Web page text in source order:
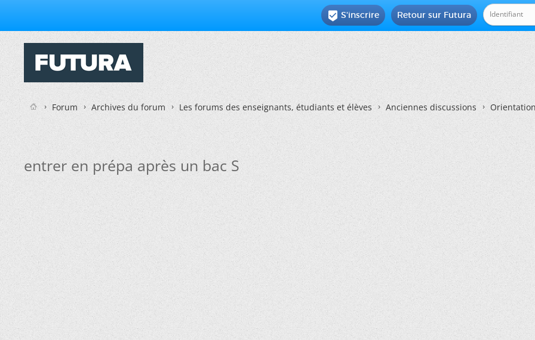
Retour sur Futura
 S'inscrire
Forum Archives du forum Les forums des enseignants, étudiants et élèves Anciennes discussions
entrer en prépa après un bac S